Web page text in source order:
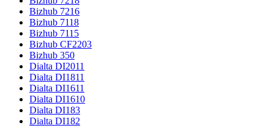
Bizhub 7216
Bizhub 7118
Bizhub 7115
Bizhub CF2203
Bizhub 350
Dialta DI2011
Dialta DI1811
Dialta DI1611
Dialta DI1610
Dialta DI183
Dialta DI182